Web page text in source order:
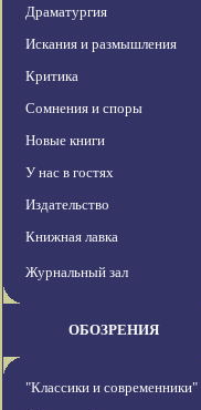
Драматургия
Искания и размышления
Критика
Сомнения и споры
Новые книги
У нас в гостях
Издательство
Книжная лавка
Журнальный зал
ОБОЗРЕНИЯ
"Классики и современники"